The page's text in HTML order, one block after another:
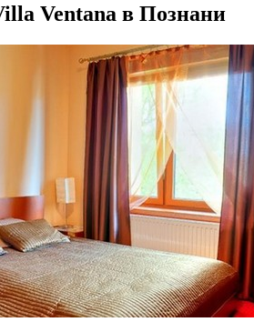
Ventana в Познани